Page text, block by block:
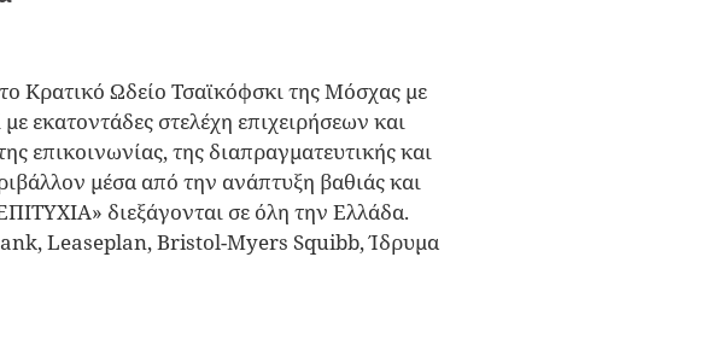
Κρατικό Ωδείο Τσαϊκόφσκι της Μόσχας με
εκατοντάδες στελέχη επιχειρήσεων και
επικοινωνίας, της διαπραγματευτικής και
μέσα από την ανάπτυξη βαθιάς και
διεξάγονται σε όλη την Ελλάδα.
Leaseplan, Bristol-Myers Squibb, Ίδρυμα